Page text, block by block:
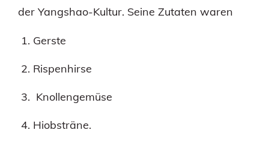
der Yangshao-Kultur. Seine Zutaten waren
Gerste
Rispenhirse
Knollengemüse
Hiobsträne.